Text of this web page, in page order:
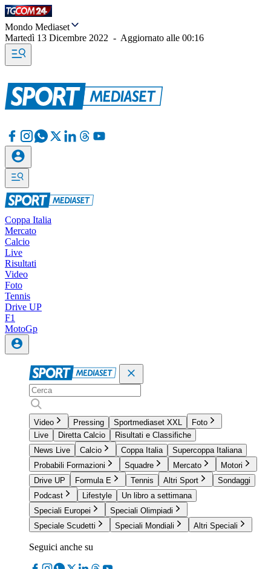
Mondo Mediaset
Martedì 13 Dicembre 2022 - Aggiornato alle 00:16
Coppa Italia
Mercato
Calcio
Live
Risultati
Video
Foto
Tennis
Drive UP
F1
MotoGp
Video Pressing Sportmediaset XXL
Foto
Live
Diretta Calcio
Risultati e Classifiche
News Live
Calcio Coppa Italia
Supercoppa Italiana
Probabili Formazioni
Squadre Mercato
Motori
Drive UP
Formula E Tennis Altri Sport
Sondaggi
Podcast
Lifestyle
Un libro a settimana
Speciali Europei
Speciali Olimpiadi
Speciale Scudetti
Speciali Mondiali Altri Speciali
Seguici anche su